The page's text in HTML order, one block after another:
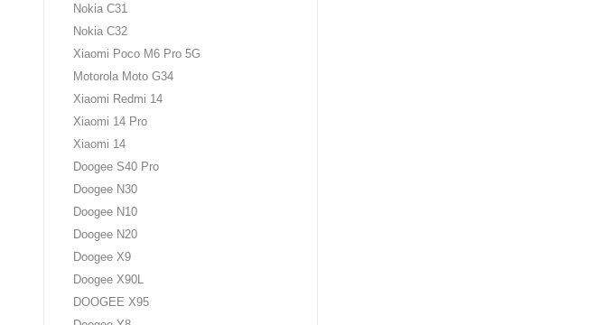
Nokia C31
Nokia C32
Xiaomi Poco M6 Pro 5G
Motorola Moto G34
Xiaomi Redmi 14
Xiaomi 14 Pro
Xiaomi 14
Doogee S40 Pro
Doogee N30
Doogee N10
Doogee N20
Doogee X9
Doogee X90L
DOOGEE X95